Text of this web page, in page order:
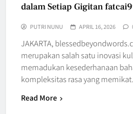
dalam Setiap Gigitan
PUTRI NUNU APRIL 16, 2026
JAKARTA,
merupakan salah satu inovasi
memadukan kesederhanaan
kompleksitas rasa yang
Read More